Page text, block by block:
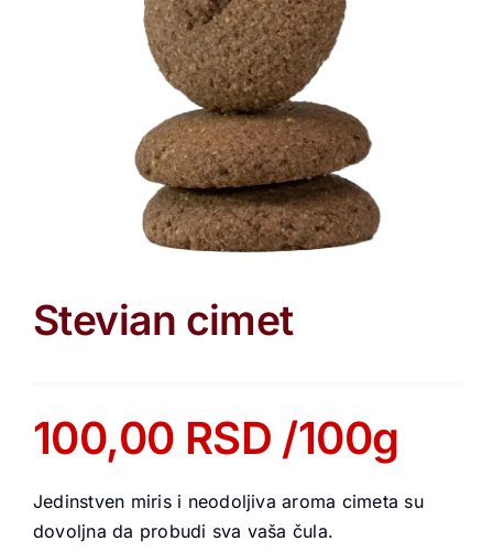
Stevian cimet
100,00 RSD /100g
Jedinstven miris i neodoljiva aroma cimeta su
dovoljna da probudi sva vaša čula.